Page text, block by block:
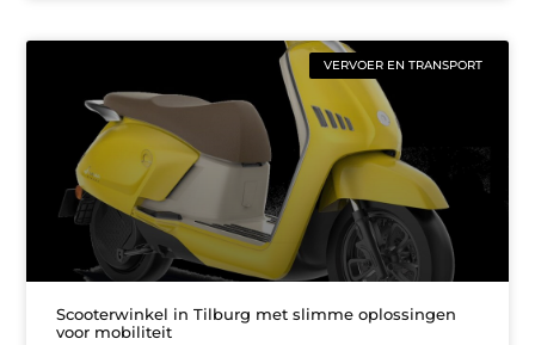
VERVOER EN TRANSPORT
Scooterwinkel in Tilburg met slimme oplossingen
voor mobiliteit